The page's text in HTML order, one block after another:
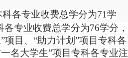
各专业收费总学分为71学
专业收费总学分为76学分，
目、“助力计划”项目专科各
名大学生”项目专科各专业注